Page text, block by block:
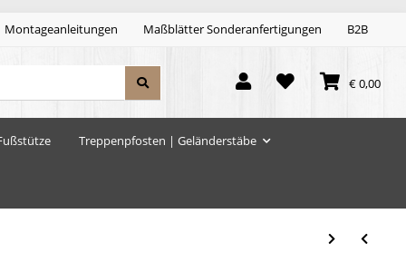
Montageanleitungen Maßblätter Sonderanfertigungen B2B
€ 0,00
Treppenpfosten | Geländerstäbe